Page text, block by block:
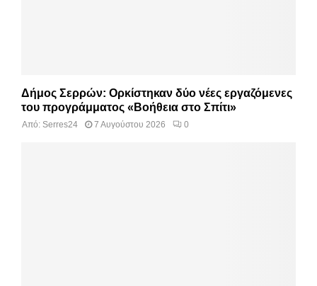
Δήμος Σερρών: Ορκίστηκαν δύο νέες εργαζόμενες
του προγράμματος «Βοήθεια στο Σπίτι»
Από: Serres24 7 Αυγούστου 2026 0